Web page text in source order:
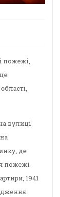
пожежі,
вулиці
де
пожежі
1941